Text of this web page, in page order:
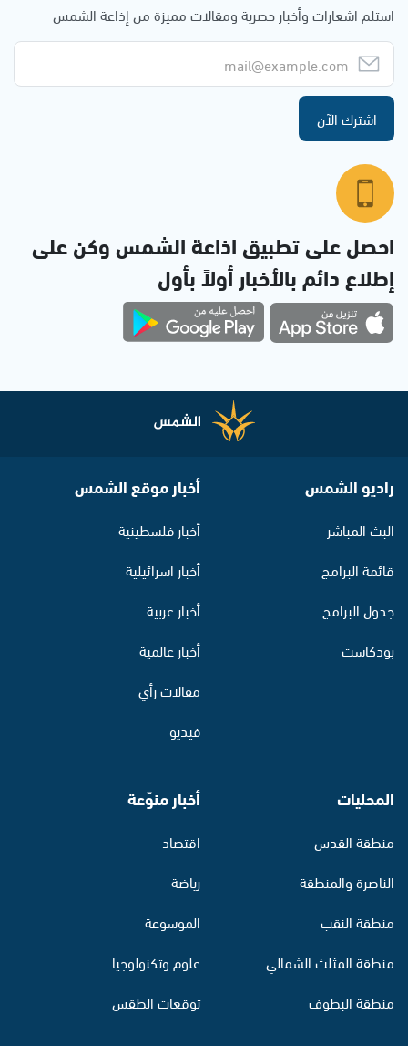
استلم اشعارات وأخبار حصرية ومقالات مميزة من إذاعة الشمس
اشترك الآن
احصل على تطبيق اذاعة الشمس وكن على
إطلاع دائم بالأخبار أولاً بأول
راديو الشمس
البث المباشر
قائمة البرامج
جدول البرامج
بودكاست
أخبار موقع الشمس
أخبار فلسطينية
أخبار اسرائيلية
أخبار عربية
أخبار عالمية
مقالات رأي
فيديو
المحليات
منطقة القدس
الناصرة والمنطقة
منطقة النقب
منطقة المثلث الشمالي
منطقة البطوف
أخبار منوّعة
اقتصاد
رياضة
الموسوعة
علوم وتكنولوجيا
توقعات الطقس